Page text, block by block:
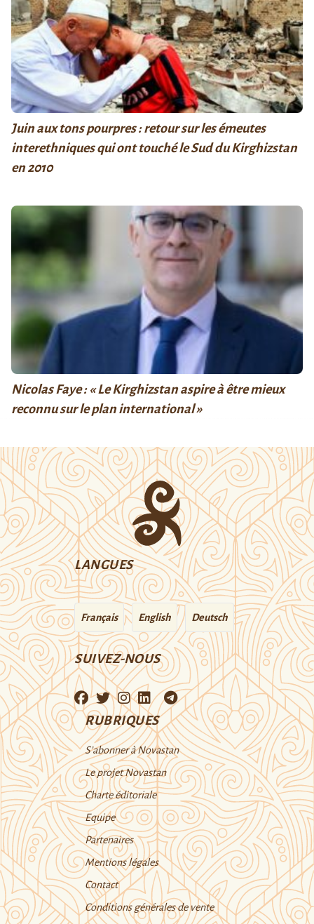
Juin aux tons pourpres : retour sur les émeutes
interethniques qui ont touché le Sud du Kirghizstan
en 2010
Nicolas Faye : « Le Kirghizstan aspire à être mieux
reconnu sur le plan international »
LANGUES
Français English Deutsch
SUIVEZ-NOUS
RUBRIQUES
S’abonner à Novastan
Le projet Novastan
Charte éditoriale
Equipe
Partenaires
Mentions légales
Contact
Conditions générales de vente